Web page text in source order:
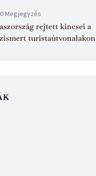
0 Megjegyzés
rejtett kincsei a